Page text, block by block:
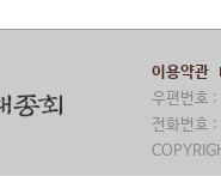
이용약관
우편번호
전화번